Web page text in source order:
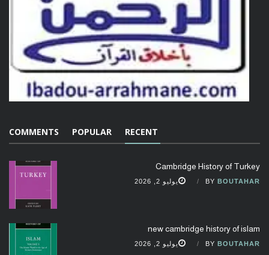
RECENT
POPULAR
COMMENTS
Cambridge History of Turkey
BY BOUTAHAR يوليو 2, 2026
new cambridge history of islam
BY BOUTAHAR يوليو 2, 2026